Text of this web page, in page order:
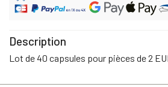
Description
Lot de 40 capsules pour pièces de 2